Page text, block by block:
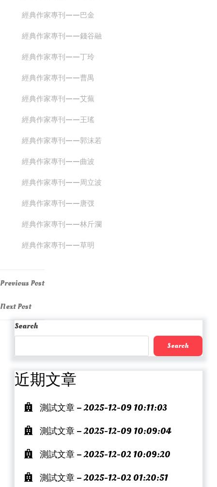
經典作家專刊——巴金
經典作家專刊——錢谷融
經典作家專刊——丁玲
經典作家專刊——曹禺
經典作家專刊——艾蕪
經典作家專刊——王瑤
經典作家專刊——郭沫若
經典作家專刊——曲波
經典作家專刊——周立波
經典作家專刊——唐弢
經典作家專刊——林斤瀾
經典作家專刊——草明
Post
navigation
Previous
Previous Post
Next
Post
Next Post
Search
Search
近期文章
測試文章 – 2025-12-09 10:11:03
測試文章 – 2025-12-09 10:09:04
測試文章 – 2025-12-02 10:09:20
測試文章 – 2025-12-02 01:20:51